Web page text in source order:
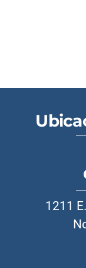
1211